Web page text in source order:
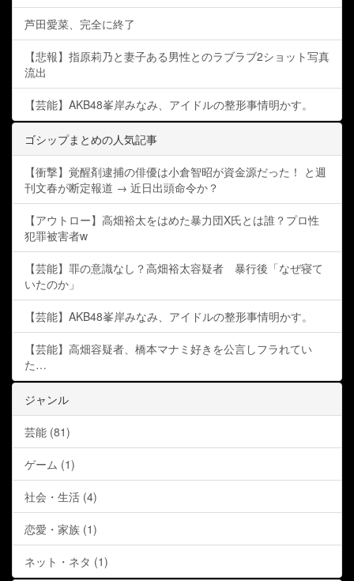
芦田愛菜、完全に終了
【悲報】指原莉乃と妻子ある男性とのラブラブ2ショット写真
流出
【芸能】AKB48峯岸みなみ、アイドルの整形事情明かす。
ゴシップまとめの人気記事
【衝撃】覚醒剤逮捕の俳優は小倉智昭が資金源だった！ と週
刊文春が断定報道 → 近日出頭命令か？
【アウトロー】高畑裕太をはめた暴力団X氏とは誰？プロ性
犯罪被害者w
【芸能】罪の意識なし？高畑裕太容疑者 暴行後「なぜ寝て
いたのか」
【芸能】AKB48峯岸みなみ、アイドルの整形事情明かす。
【芸能】高畑容疑者、橋本マナミ好きを公言しフラれてい
た…
ジャンル
芸能 (81)
ゲーム (1)
社会・生活 (4)
恋愛・家族 (1)
ネット・ネタ (1)